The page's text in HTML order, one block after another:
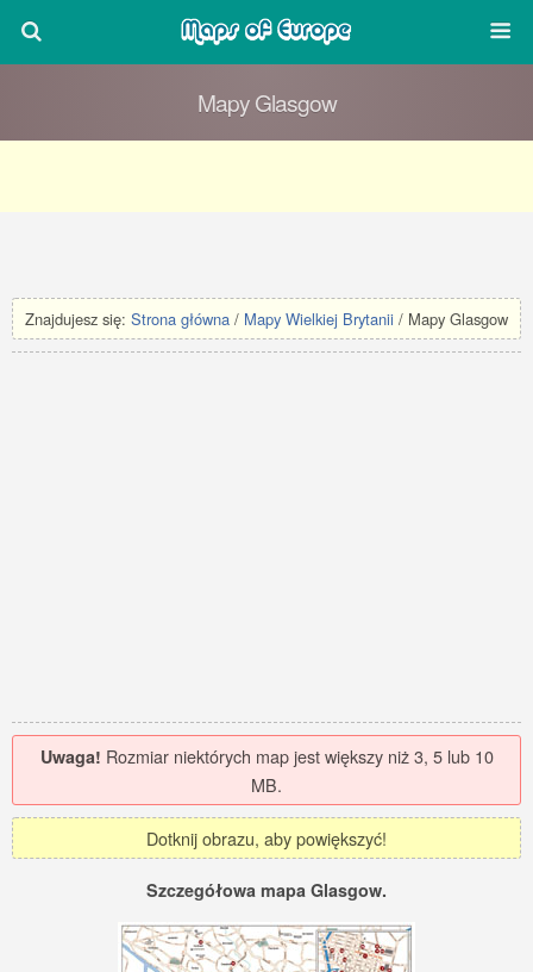
Mapy Glasgow
Znajdujesz się: Strona główna / Mapy Wielkiej Brytanii / Mapy Glasgow
Uwaga! Rozmiar niektórych map jest większy niż 3, 5 lub 10
MB.
Dotknij obrazu, aby powiększyć!
Szczegółowa mapa Glasgow.